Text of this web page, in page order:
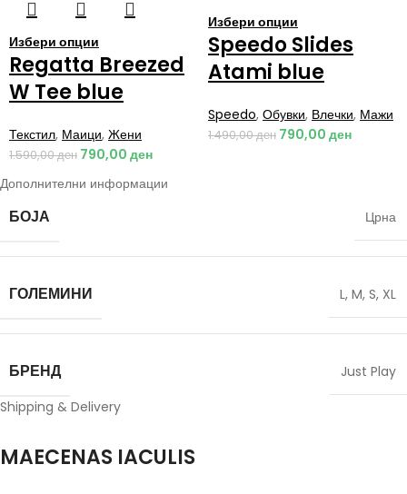
Избери опции
Regatta Breezed
W Tee blue
Текстил, Маици, Жени
1.590,00ден 790,00 ден
Избери опции
Speedo Slides
Atami blue
Speedo, Обувки, Влечки, Мажи
1.490,00ден 790,00 ден
Дополнителни информации
БОЈА Црна
ГОЛЕМИНИ L, M, S, XL
БРЕНД
Just Play
Shipping & Delivery
MAECENAS IACULIS